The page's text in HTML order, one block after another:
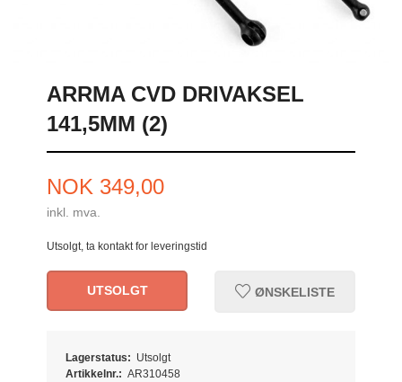
ARRMA CVD DRIVAKSEL
141,5MM (2)
Pris
NOK 349,00
inkl. mva.
Utsolgt, ta kontakt for leveringstid
UTSOLGT ØNSKELISTE
Lagerstatus: Utsolgt
Artikkelnr.: AR310458